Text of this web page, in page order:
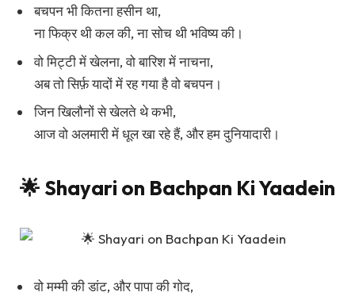
बचपन भी कितना हसीन था,
ना फिक्र थी कल की, ना सोच थी भविष्य की।
वो मिट्टी में खेलना, वो बारिश में नाचना,
अब तो सिर्फ़ यादों में रह गया है वो बचपन।
जिन खिलौनों से खेलते थे कभी,
आज वो अलमारी में धूल खा रहे हैं, और हम दुनियादारी।
🌟 Shayari on Bachpan Ki Yaadein
वो मम्मी की डांट, और पापा की गोद,